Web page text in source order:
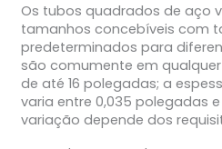
Os tubos quadrados de aço
tamanhos concebíveis com
predeterminados para
são comumente em
de até 16 polegadas; a
varia entre 0,035 polegadas
variação depende dos